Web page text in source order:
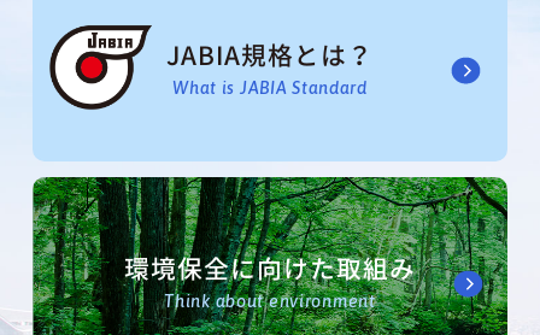
JABIA規格とは？
What is JABIA Standard
環境保全に向けた取組み
Think about environment